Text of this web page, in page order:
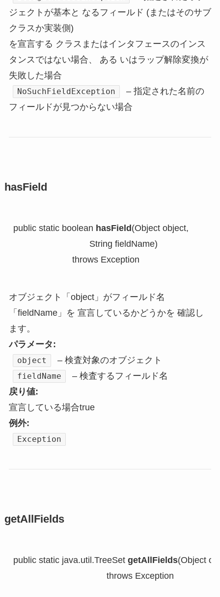
ジェクトが基本と なるフィールド (またはそのサブ
クラスか実装側)
を宣言する クラスまたはインタフェースのインス
タンスではない場合、 ある いはラップ解除変換が
失敗した場合
NoSuchFieldException
– 指定された名前の
フィールドが見つからない場合
hasField
public static boolean hasField(Object object,
                               String fieldName)
                        throws Exception
オブジェクト「object」がフィールド名
「fieldName」を 宣言しているかどうかを 確認し
ます。
パラメータ:
object – 検査対象のオブジェクト
fieldName
– 検査するフィールド名
戻り値:
宣言している場合true
例外:
Exception
getAllFields
public static java.util.TreeSet getAllFields(Object
                                      throws Exception